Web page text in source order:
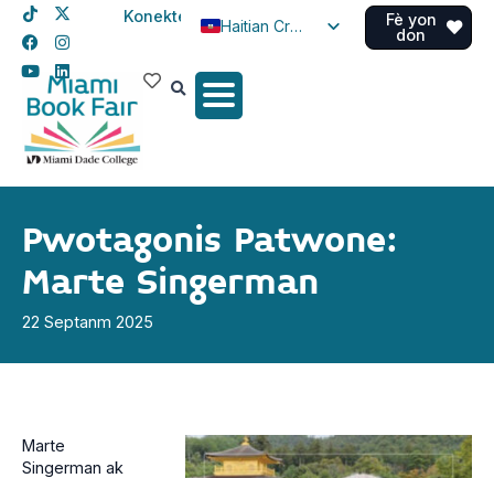
Konekte
Haitian Creole
Spanish
Fè yon
don
Pwotagonis Patwone:
Marte Singerman
22 Septanm 2025
Marte
Singerman ak